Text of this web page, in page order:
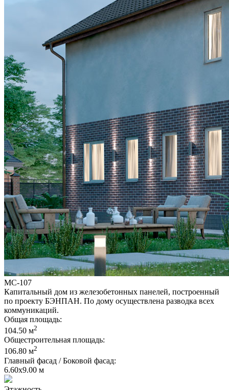
МС-107
Капитальный дом из железобетонных панелей, построенный
по проекту БЭНПАН. По дому осуществлена разводка всех
коммуникаций.
Общая площадь:
104.50 м2
Общестроительная площадь:
106.80 м2
Главный фасад / Боковой фасад:
6.60x9.00 м